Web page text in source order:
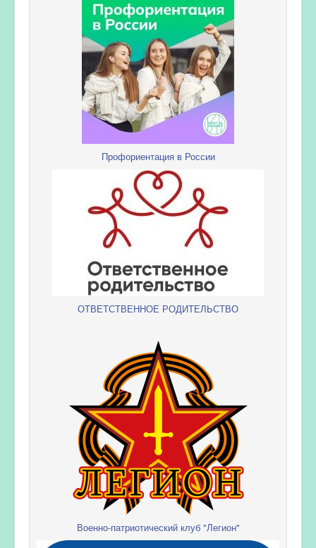
Профориентация в России
ОТВЕТСТВЕННОЕ РОДИТЕЛЬСТВО
Военно-патриотический клуб "Легион"